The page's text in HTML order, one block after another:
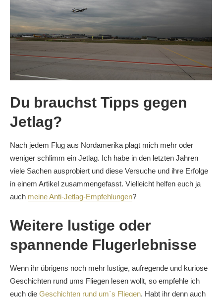
Du brauchst Tipps gegen
Jetlag?
Nach jedem Flug aus Nordamerika plagt mich mehr oder
weniger schlimm ein Jetlag. Ich habe in den letzten Jahren
viele Sachen ausprobiert und diese Versuche und ihre Erfolge
in einem Artikel zusammengefasst. Vielleicht helfen euch ja
auch meine Anti-Jetlag-Empfehlungen?
Weitere lustige oder
spannende Flugerlebnisse
Wenn ihr übrigens noch mehr lustige, aufregende und kuriose
Geschichten rund ums Fliegen lesen wollt, so empfehle ich
euch die Geschichten rund um´s Fliegen. Habt ihr denn auch